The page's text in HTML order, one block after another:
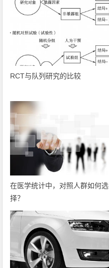
RCT与队列研究的比较
在医学统计中，对照人群如何选
择？